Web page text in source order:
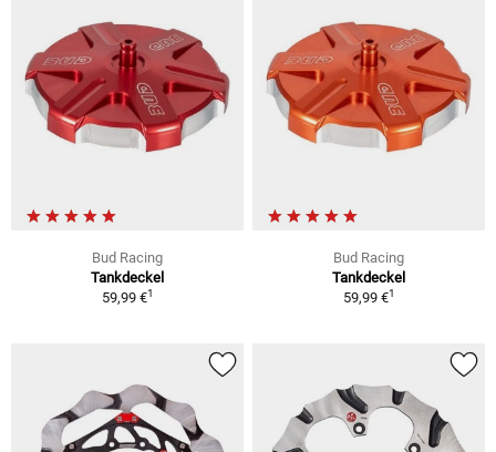
Bud Racing
Tankdeckel
59,99 €1
Bud Racing
Tankdeckel
59,99 €1